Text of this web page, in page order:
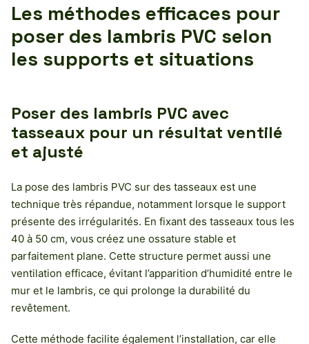
Les méthodes efficaces pour
poser des lambris PVC selon
les supports et situations
Poser des lambris PVC avec
tasseaux pour un résultat ventilé
et ajusté
La pose des lambris PVC sur des tasseaux est une
technique très répandue, notamment lorsque le support
présente des irrégularités. En fixant des tasseaux tous les
40 à 50 cm, vous créez une ossature stable et
parfaitement plane. Cette structure permet aussi une
ventilation efficace, évitant l’apparition d’humidité entre le
mur et le lambris, ce qui prolonge la durabilité du
revêtement.
Cette méthode facilite également l’installation, car elle